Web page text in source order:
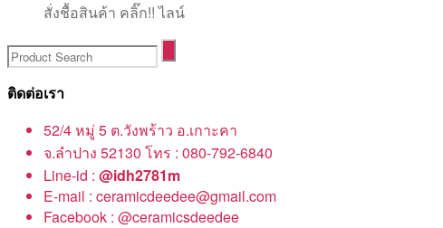
สั่งชื้อสินค้า คลิ๊ก!! ไลน์
ติดต่อเรา
52/4 หมู่ 5 ต.วังพร้าว อ.เกาะคา
จ.ลำปาง 52130 โทร : 080-792-6840
Line-id : @idh2781m
E-mail : ceramicdeedee@gmail.com
Facebook : @ceramicsdeedee